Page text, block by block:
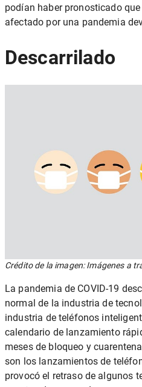
podían haber pronosticado
afectado por una pandemia
Descarrilado
Crédito de la imagen: Imágenes a
La pandemia de COVID-19
normal de la industria de
industria de teléfonos
calendario de lanzamiento
meses de bloqueo y
son los lanzamientos de
provocó el retraso de algunos